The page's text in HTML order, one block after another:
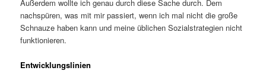
Außerdem wollte ich genau durch diese Sache durch. Dem
nachspüren, was mit mir passiert, wenn ich mal nicht die große
Schnauze haben kann und meine üblichen Sozialstrategien nicht
funktionieren.
Entwicklungslinien